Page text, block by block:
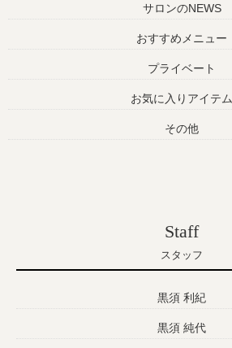
サロンのNEWS
おすすめメニュー
プライベート
お気に入りアイテム
その他
Staff
スタッフ
黒須 利紀
黒須 純代